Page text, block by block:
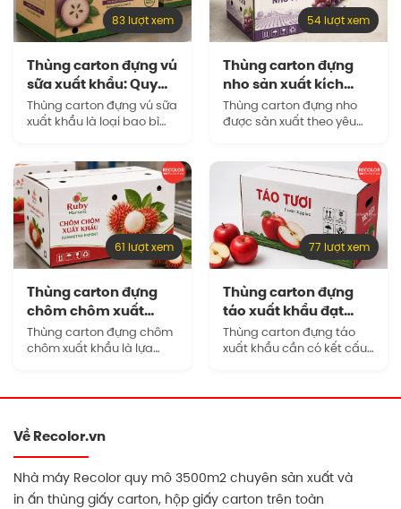
83 lượt xem
Thùng carton đựng vú
sữa xuất khẩu: Quy
cách và…
Thùng carton đựng vú sữa
xuất khẩu là loại bao bì
đóng gói, xếp pallet, lưu
kho lạnh và…
54 lượt xem
Thùng carton đựng
nho sản xuất kích
thước tùy chỉnh…
Thùng carton đựng nho
được sản xuất theo yêu
vặn với sản phẩm, giúp
doanh nghiệp kiểm soát…
61 lượt xem
Thùng carton đựng
chôm chôm xuất
khẩu sản xuất uy…
Thùng carton đựng chôm
chôm xuất khẩu là lựa
xuất theo quy cách riêng,
77 lượt xem
Thùng carton đựng
táo xuất khẩu đạt
chuẩn đóng gói…
Thùng carton đựng táo
xuất khẩu cần có kết cấu
hình dạng trong suốt quá
Về Recolor.vn
Nhà máy Recolor quy mô 3500m2 chuyên sản xuất và
in ấn thùng giấy carton, hộp giấy carton trên toàn